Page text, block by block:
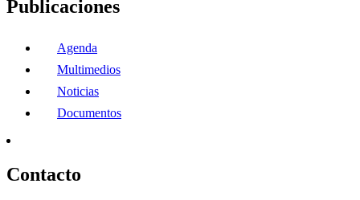
Publicaciones
Agenda
Multimedios
Noticias
Documentos
Contacto